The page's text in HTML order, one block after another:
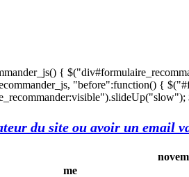
{
"before":function() {
du site ou avoir un email
me